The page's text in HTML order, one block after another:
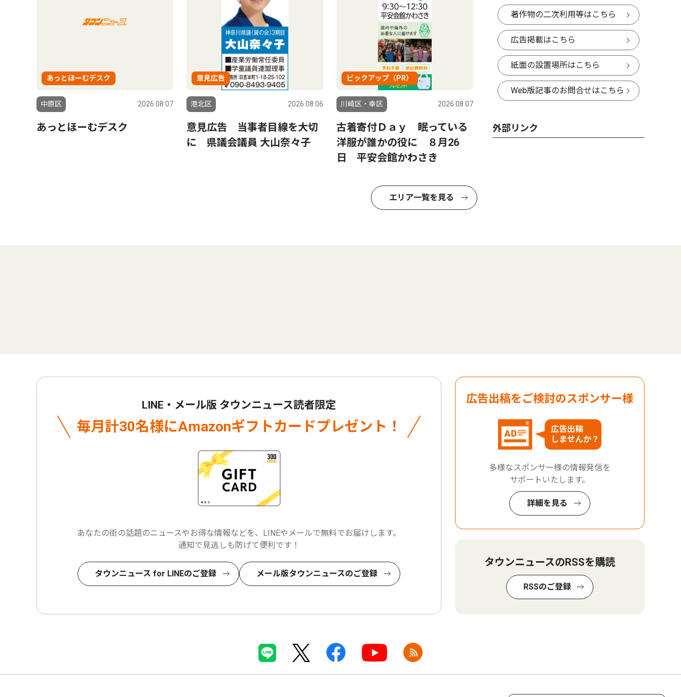
あっとほーむデスク
中原区 2026.08.07
あっとほーむデスク
意見広告
港北区 2026.08.06
意見広告 当事者目線を大切
に 県議会議員 大山奈々子
ピックアップ（PR）
川崎区・幸区 2026.08.07
古着寄付Ｄａｙ 眠っている
洋服が誰かの役に ８月26
日 平安会館かわさき
エリア一覧を見る
著作物の二次利用等はこちら
広告掲載はこちら
紙面の設置場所はこちら
Web版記事のお問合せはこちら
外部リンク
LINE・メール版 タウンニュース読者限定
毎月計30名様にAmazonギフトカードプレゼント！
あなたの街の話題のニュースやお得な情報などを、LINEやメールで無料でお届けします。
通知で見逃しも防げて便利です！
タウンニュース for LINEのご登録 メール版タウンニュースのご登録
広告出稿をご検討のスポンサー様
広告出稿
しませんか？
多様なスポンサー様の情報発信を
サポートいたします。
詳細を見る
タウンニュースのRSSを購読
RSSのご登録